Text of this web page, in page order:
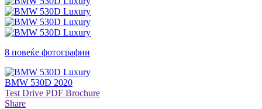
8 повеќе фотографии
BMW 530D 2020
Test Drive PDF Brochure
Share